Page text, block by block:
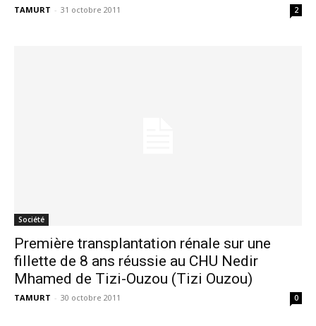
TAMURT - 31 octobre 2011 2
Société
Première transplantation rénale sur une
fillette de 8 ans réussie au CHU Nedir
Mhamed de Tizi-Ouzou (Tizi Ouzou)
TAMURT - 30 octobre 2011 0